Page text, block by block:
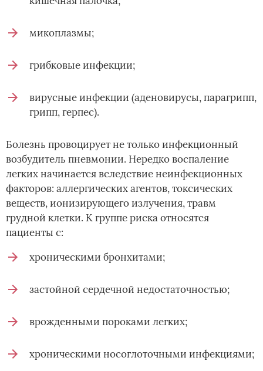
микоплазмы;
грибковые инфекции;
вирусные инфекции (аденовирусы, парагрипп,
грипп, герпес).
Болезнь провоцирует не только инфекционный
возбудитель пневмонии. Нередко воспаление
легких начинается вследствие неинфекционных
факторов: аллергических агентов, токсических
веществ, ионизирующего излучения, травм
грудной клетки. К группе риска относятся
пациенты с:
хроническими бронхитами;
застойной сердечной недостаточностью;
врожденными пороками легких;
хроническими носоглоточными инфекциями;